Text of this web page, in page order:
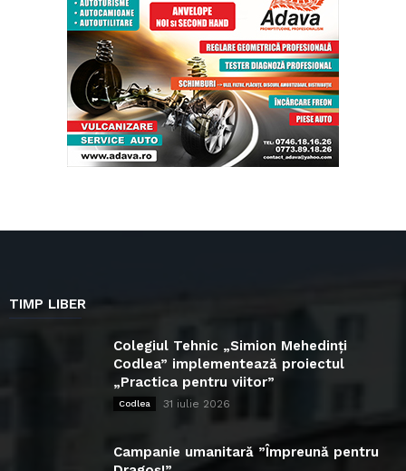
TIMP LIBER
Colegiul Tehnic „Simion Mehedinți
Codlea” implementează proiectul
„Practica pentru viitor”
Codlea 31 iulie 2026
Campanie umanitară ”Împreună pentru